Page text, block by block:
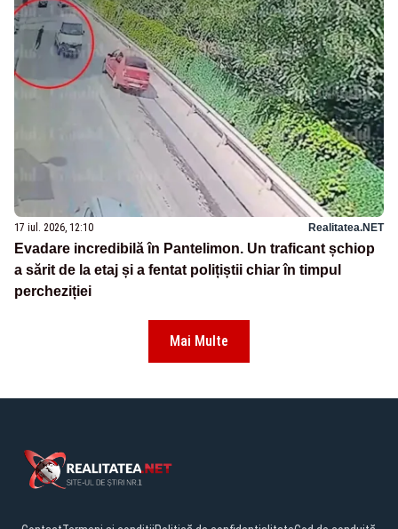
17 iul. 2026, 12:10 Realitatea.NET
Evadare incredibilă în Pantelimon. Un traficant șchiop
a sărit de la etaj și a fentat polițiștii chiar în timpul
percheziției
Mai Multe